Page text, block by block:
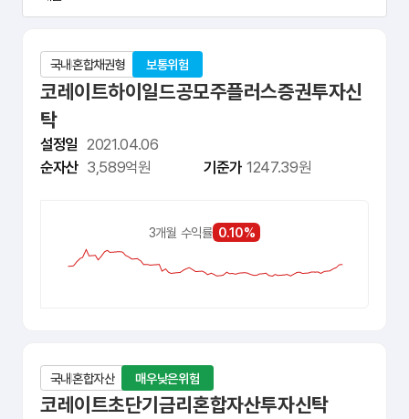
국내혼합채권형 보통위험
코레이트하이일드공모주플러스증권투자신
탁
설정일 2021.04.06
순자산 3,589억원 기준가 1247.39원
3개월 수익률 0.10%
국내혼합자산 매우낮은위험
코레이트초단기금리혼합자산투자신탁